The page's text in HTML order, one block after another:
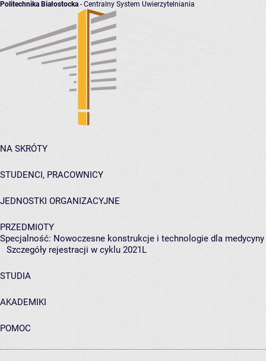
Politechnika Białostocka - Centralny System Uwierzytelniania
NA SKRÓTY
STUDENCI, PRACOWNICY
JEDNOSTKI ORGANIZACYJNE
PRZEDMIOTY
Specjalność: Nowoczesne konstrukcje i technologie dla medycyny
Szczegóły rejestracji w cyklu 2021L
STUDIA
AKADEMIKI
POMOC